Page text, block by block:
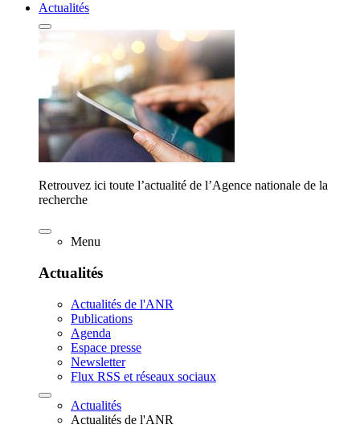
Actualités
Retrouvez ici toute l’actualité de l’Agence nationale de la
recherche
Menu
Actualités
Actualités de l'ANR
Publications
Agenda
Espace presse
Newsletter
Flux RSS et réseaux sociaux
Actualités
Actualités de l'ANR